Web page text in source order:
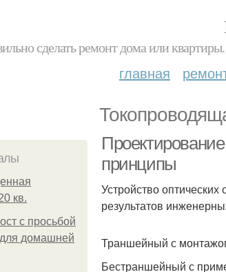
сделать ремонт дома или
главная
кв.
с просьбой
домашней
принципы
Устройство оптических
результатов
Траншейный с
Бестраншейный с